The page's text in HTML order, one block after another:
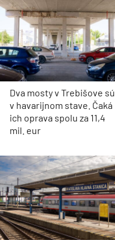
Dva mosty v Trebišove sú
v havarijnom stave. Čaká
ich oprava spolu za 11,4
mil. eur